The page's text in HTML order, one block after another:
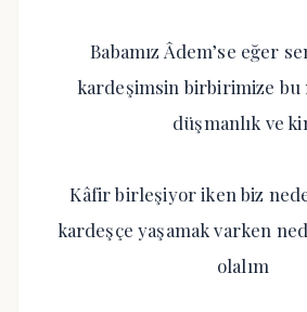
Babamız Âdem’se eğer
kardeşimsin birbirimize bu
düşmanlık ve
Kâfir birleşiyor iken biz
kardeşçe yaşamak varken
olalım